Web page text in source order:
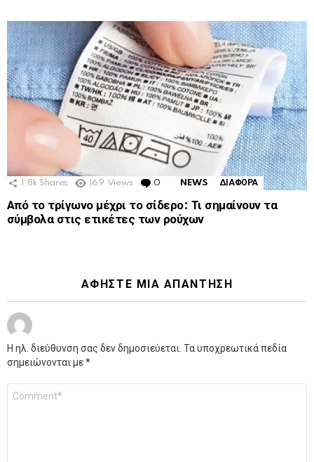
1.8k Shares 169 Views 0 Comments
NEWS ΔΙΑΦΟΡΑ
Από το τρίγωνο μέχρι το σίδερο: Τι σημαίνουν τα
σύμβολα στις ετικέτες των ρούχων
ΑΦΉΣΤΕ ΜΙΑ ΑΠΆΝΤΗΣΗ
Η ηλ. διεύθυνση σας δεν δημοσιεύεται. Τα υποχρεωτικά πεδία
σημειώνονται με*